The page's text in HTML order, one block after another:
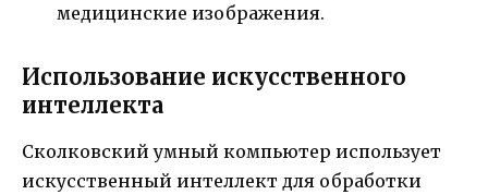
медицинские изображения.
Использование искусственного
интеллекта
Сколковский умный компьютер использует
искусственный интеллект для обработки